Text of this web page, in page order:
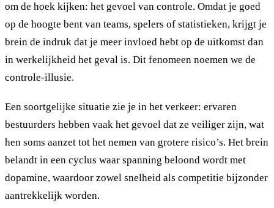
om de hoek kijken: het gevoel van controle. Omdat je goed
op de hoogte bent van teams, spelers of statistieken, krijgt je
brein de indruk dat je meer invloed hebt op de uitkomst dan
in werkelijkheid het geval is. Dit fenomeen noemen we de
controle-illusie.
Een soortgelijke situatie zie je in het verkeer: ervaren
bestuurders hebben vaak het gevoel dat ze veiliger zijn, wat
hen soms aanzet tot het nemen van grotere risico’s. Het brein
belandt in een cyclus waar spanning beloond wordt met
dopamine, waardoor zowel snelheid als competitie bijzonder
aantrekkelijk worden.